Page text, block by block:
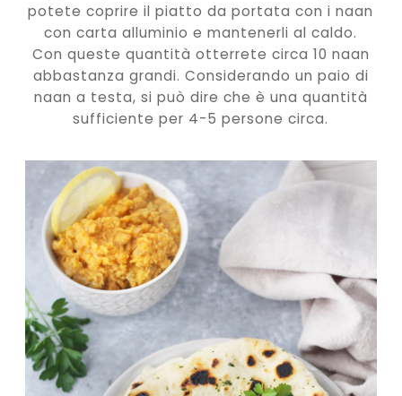
potete coprire il piatto da portata con i naan
con carta alluminio e mantenerli al caldo.
Con queste quantità otterrete circa 10 naan
abbastanza grandi. Considerando un paio di
naan a testa, si può dire che è una quantità
sufficiente per 4-5 persone circa.